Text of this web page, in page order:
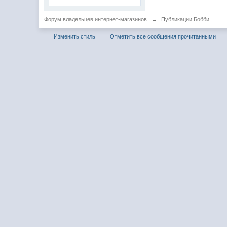
Форум владельцев интернет-магазинов → Публикации Бобби
Изменить стиль Отметить все сообщения прочитанными